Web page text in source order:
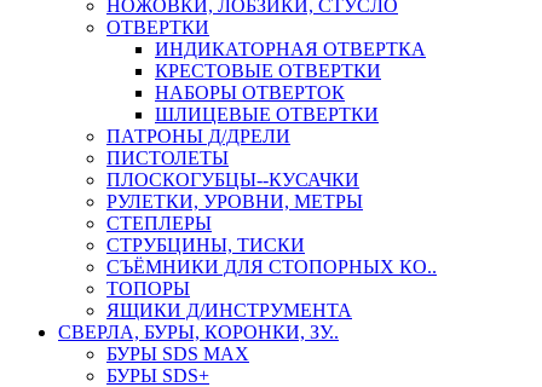
НОЖОВКИ, ЛОБЗИКИ, СТУСЛО
ОТВЕРТКИ
ИНДИКАТОРНАЯ ОТВЕРТКА
КРЕСТОВЫЕ ОТВЕРТКИ
НАБОРЫ ОТВЕРТОК
ШЛИЦЕВЫЕ ОТВЕРТКИ
ПАТРОНЫ Д/ДРЕЛИ
ПИСТОЛЕТЫ
ПЛОСКОГУБЦЫ--КУСАЧКИ
РУЛЕТКИ, УРОВНИ, МЕТРЫ
СТЕПЛЕРЫ
СТРУБЦИНЫ, ТИСКИ
СЪЁМНИКИ ДЛЯ СТОПОРНЫХ КО..
ТОПОРЫ
ЯЩИКИ Д/ИНСТРУМЕНТА
СВЕРЛА, БУРЫ, КОРОНКИ, ЗУ..
БУРЫ SDS MAX
БУРЫ SDS+